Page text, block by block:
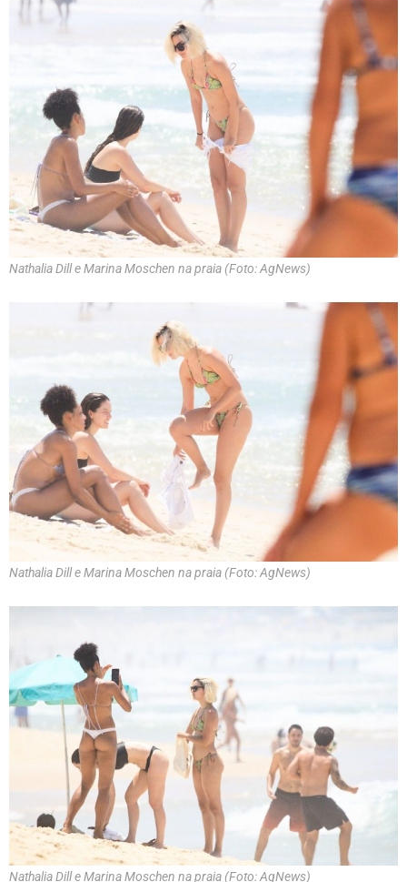
Nathalia Dill e Marina Moschen na praia (Foto: AgNews)
Nathalia Dill e Marina Moschen na praia (Foto: AgNews)
Nathalia Dill e Marina Moschen na praia (Foto: AgNews)